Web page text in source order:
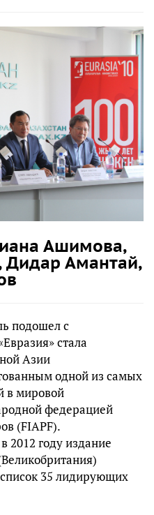
Ашимова,
Амантай,
подошел с
стала
Азии
одной из самых
в мировой
федерацией
(FIAPF).
2012 году издание
35 лидирующих